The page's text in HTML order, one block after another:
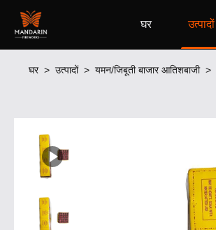
घर उत्पादों
घर > उत्पादों > यमन/जिबूती बाजार आतिशबाजी >